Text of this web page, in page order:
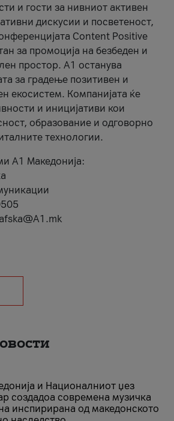
и гости за нивниот активен
дискусии и посветеност,
Content Positive
за промоција на безбеден и
простор. А1 останува
за градење позитивен и
екосистем. Компанијата ќе
и иницијативи кои
образование и одговорно
технологии.
А1 Македонија:
и Националниот џез
создадоа современа музичка
инспирирана од македонското